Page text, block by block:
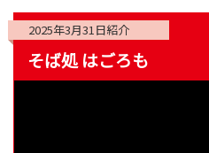
2025年3月31日紹介
そば処 はごろも